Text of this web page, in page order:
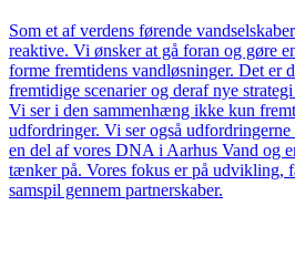
Som et af verdens førende
reaktive. Vi ønsker at gå foran og gøre
forme fremtidens vandløsninger. Det er
fremtidige scenarier og deraf nye
Vi ser i den sammenhæng ikke kun
udfordringer. Vi ser også
en del af vores DNA i Aarhus Vand og
tænker på. Vores fokus er på udvikling,
samspil gennem partnerskaber.